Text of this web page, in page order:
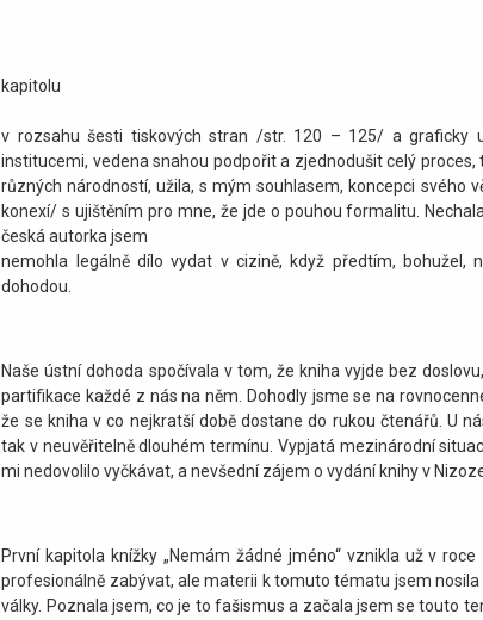
kapitolu
v rozsahu šesti tiskových stran /str. 120 – 125/ a graficky
institucemi, vedena snahou podpořit a zjednodušit celý
různých národností, užila, s mým souhlasem, koncepci svého
konexí/ s ujištěním pro mne, že jde o pouhou formalitu.
česká autorka jsem
nemohla legálně dílo vydat v cizině, když předtím, bohužel,
dohodou.
Naše ústní dohoda spočívala v tom, že kniha vyjde bez
partifikace každé z nás na něm. Dohodly jsme se na
že se kniha v co nejkratší době dostane do rukou čtenářů. U
tak v neuvěřitelně dlouhém termínu. Vypjatá mezinárodní
mi nedovolilo vyčkávat, a nevšední zájem o vydání knihy v
První kapitola knížky „Nemám žádné jméno“ vznikla už v
profesionálně zabývat, ale materii k tomuto tématu jsem nosila
války. Poznala jsem, co je to fašismus a začala jsem se touto